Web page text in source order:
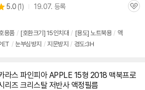
5.0 (상
뷰
1) 19.07. 등록
관
용품 / [호환크기] 15인치 대 / [용도] 노트북용 / 액
/ 눈부심방지 / 지문방지 / 경도:3H
라스 파인피아 APPLE 15형 2018 맥북프로
리즈 크리스탈 저반사 액정필름